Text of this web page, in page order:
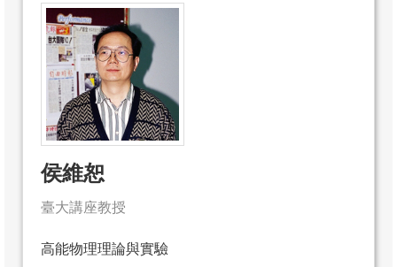
侯維恕
臺大講座教授
高能物理理論與實驗